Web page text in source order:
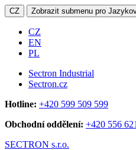
CZ Zobrazit submenu pro
CZ
EN
PL
Sectron Industrial
Sectron.cz
Hotline: +420 599 509 599
Obchodní oddělení: +420 556
SECTRON s.r.o.